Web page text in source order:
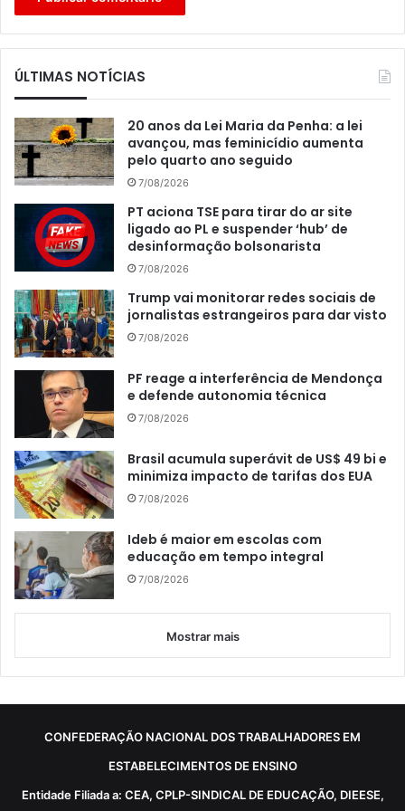
ÚLTIMAS NOTÍCIAS
20 anos da Lei Maria da Penha: a lei
avançou, mas feminicídio aumenta
pelo quarto ano seguido
7/08/2026
PT aciona TSE para tirar do ar site
ligado ao PL e suspender ‘hub’ de
desinformação bolsonarista
7/08/2026
Trump vai monitorar redes sociais de
jornalistas estrangeiros para dar visto
7/08/2026
PF reage a interferência de Mendonça
e defende autonomia técnica
7/08/2026
Brasil acumula superávit de US$ 49 bi e
minimiza impacto de tarifas dos EUA
7/08/2026
Ideb é maior em escolas com
educação em tempo integral
7/08/2026
Mostrar mais
CONFEDERAÇÃO NACIONAL DOS TRABALHADORES EM
ESTABELECIMENTOS DE ENSINO
Entidade Filiada a: CEA, CPLP-SINDICAL DE EDUCAÇÃO, DIEESE,